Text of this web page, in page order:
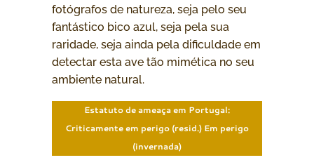
fotógrafos de natureza, seja pelo seu
fantástico bico azul, seja pela sua
raridade, seja ainda pela dificuldade em
detectar esta ave tão mimética no seu
ambiente natural.
Estatuto de ameaça em Portugal:
Criticamente em perigo (resid.) Em perigo
(invernada)